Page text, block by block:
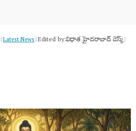
|Latest News|Edited by:విధాత హైదరాబాద్ డెస్క్|